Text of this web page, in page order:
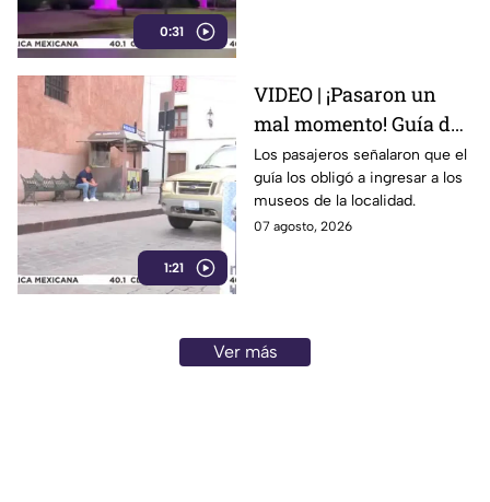
0:31
1:21
VIDEO | ¡Pasaron un
mal momento! Guía de
turistas causa
indignación en
Guanajuato Capital
Los pasajeros señalaron que el
guía los obligó a ingresar a los
museos de la localidad.
07 agosto, 2026
Ver más